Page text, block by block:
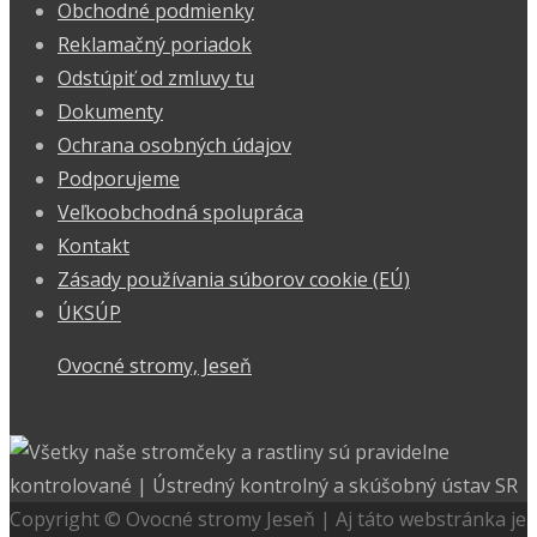
Obchodné podmienky
Reklamačný poriadok
Odstúpiť od zmluvy tu
Dokumenty
Ochrana osobných údajov
Podporujeme
Veľkoobchodná spolupráca
Kontakt
Zásady používania súborov cookie (EÚ)
ÚKSÚP
Ovocné stromy, Jeseň
Copyright © Ovocné stromy Jeseň | Aj táto webstránka je